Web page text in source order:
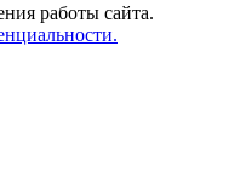
работы сайта.